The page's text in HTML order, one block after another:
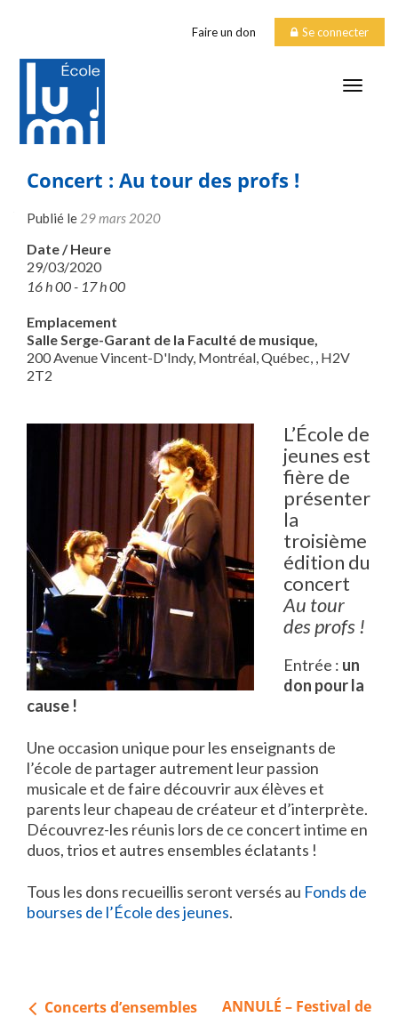
Faire un don Se connecter
Concert : Au tour des profs !
Publié le 29 mars 2020
Date / Heure
29/03/2020
16 h 00 - 17 h 00
Emplacement
Salle Serge-Garant de la Faculté de musique,
200 Avenue Vincent-D'Indy, Montréal, Québec, , H2V
2T2
L’École de
jeunes est
fière de
présenter
la
troisième
édition du
concert
Au tour
des profs !
Entrée : un
don pour la
cause !
Une occasion unique pour les enseignants de
l’école de partager autrement leur passion
musicale et de faire découvrir aux élèves et
parents leur chapeau de créateur et d’interprète.
Découvrez-les réunis lors de ce concert intime en
duos, trios et autres ensembles éclatants !
Tous les dons recueillis seront versés au Fonds de
bourses de l’École des jeunes.
Navigation
Concerts d’ensembles
ANNULÉ – Festival de